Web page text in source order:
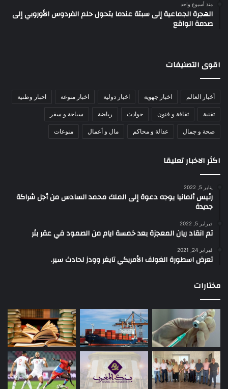
منذ أسبوع واحد
الهجرة الجماعية إلى سبتة عندما يتحول حلم الفردوس الأوروبي إلى
صدمة الواقع
اقوى التصنيفات
أخبار العالم اخبار جهوية اخبار دولية اخبار منوعة اخبار وطنية
تقنية ثقافة و فنون حوادث رياضة سياحة و سفر
صحة و جمال عدالة و محاكم مال و أعمال منوعات
اكثر الاخبار تعليقا
يناير 5, 2022
رئيس ألمانيا يوجه دعوة إلى الملك محمد السادس من أجل شراكة
جديدة
فبراير 5, 2022
تم انقاد ريان المعجزة بعد خمسة ايام من الصمود في عقر بئر
فبراير 24, 2021
تعرض اسطورة الغولف الأمريكي تايغر وودز لحادث سير.
مختارات